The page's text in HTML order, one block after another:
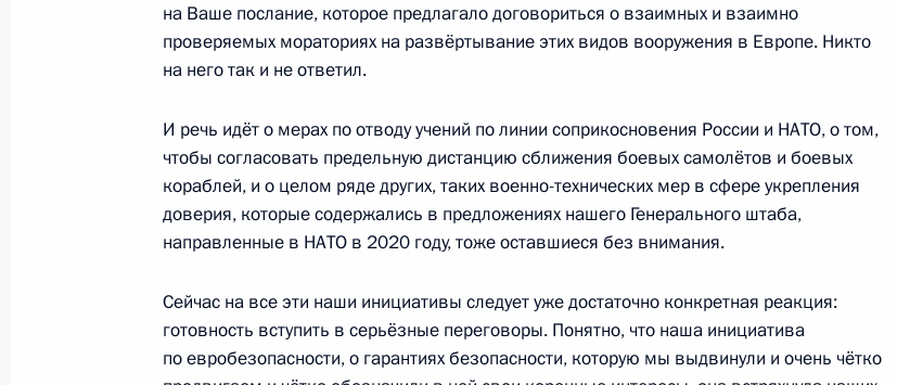
Пресс-конференция по итогам российско-французских
переговоров
1
7 февраля 2022 года, понедельник
Переговоры с Президентом Франции Эммануэлем Макроном
на Ваше послание, которое предлагало договориться о взаимных и взаимно
проверяемых мораториях на развёртывание этих видов вооружения в Европе. Никто
на него так и не ответил.
И речь идёт о мерах по отводу учений по линии соприкосновения России и НАТО, о том,
чтобы согласовать предельную дистанцию сближения боевых самолётов и боевых
кораблей, и о целом ряде других, таких военно-технических мер в сфере укрепления
доверия, которые содержались в предложениях нашего Генерального штаба,
направленные в НАТО в 2020 году, тоже оставшиеся без внимания.
Сейчас на все эти наши инициативы следует уже достаточно конкретная реакция:
готовность вступить в серьёзные переговоры. Понятно, что наша инициатива
по евробезопасности, о гарантиях безопасности, которую мы выдвинули и очень чётко